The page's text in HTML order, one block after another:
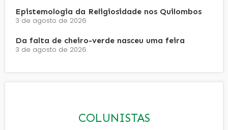
Epistemologia da Religiosidade nos Quilombos
3 de agosto de 2026
Da falta de cheiro-verde nasceu uma feira
3 de agosto de 2026
COLUNISTAS